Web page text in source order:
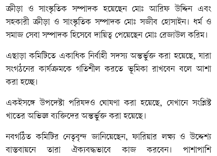
ক্রীড়া ও সাংস্কৃতিক সম্পাদক হয়েছেন মোঃ আরিফ উদ্দিন এবং
সহকারী ক্রীড়া ও সাংস্কৃতিক সম্পাদক মোঃ সজীব হোসাইন। ধর্ম ও
সমাজ সেবা সম্পাদক হিসেবে দায়িত্ব পেয়েছেন মোঃ রেজাউল করিম।
এছাড়া কমিটিতে একাধিক নির্বাহী সদস্য অন্তর্ভুক্ত করা হয়েছে, যারা
সংগঠনের কার্যক্রমকে গতিশীল করতে ভূমিকা রাখবেন বলে আশা
করা হচ্ছে।
একইসঙ্গে উপদেষ্টা পরিষদও ঘোষণা করা হয়েছে, যেখানে সংশ্লিষ্ট
খাতের অভিজ্ঞ ব্যক্তিদের অন্তর্ভুক্ত করা হয়েছে।
নবগঠিত কমিটির নেতৃবৃন্দ জানিয়েছেন, ফারিয়ার লক্ষ্য ও উদ্দেশ্য
বাস্তবায়নে তারা ঐক্যবদ্ধভাবে কাজ করবেন। পাশাপাশি